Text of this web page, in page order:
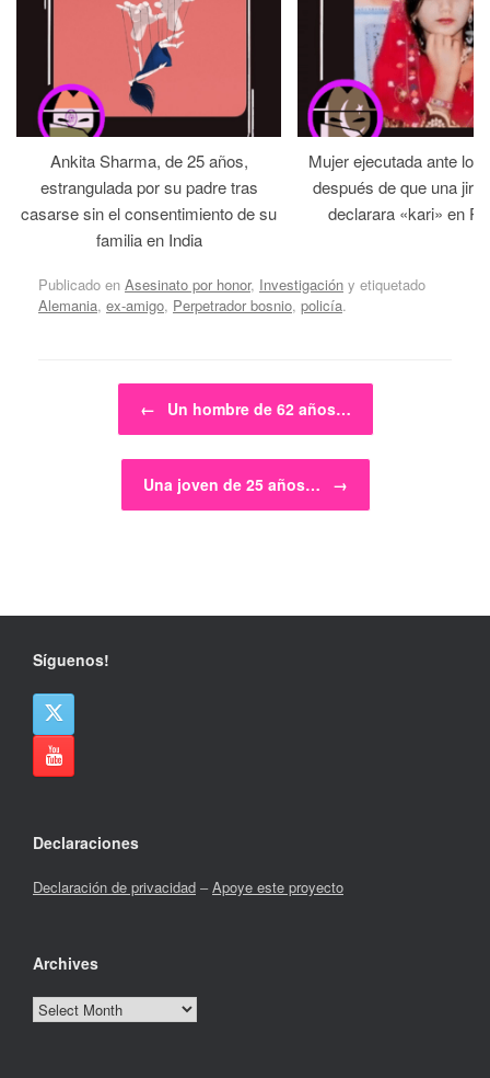
Ankita Sharma, de 25 años,
estrangulada por su padre tras
casarse sin el consentimiento de su
familia en India
Mujer ejecutada ante los
después de que una
declarara «kari» en
Publicado en Asesinato por honor, Investigación y etiquetado
Alemania, ex-amigo, Perpetrador bosnio, policía.
Navegador de artículos
← Un hombre de 62 años…
Una joven de 25 años… →
Síguenos!
Declaraciones
Declaración de privacidad –Apoye este proyecto
Archives
Archives